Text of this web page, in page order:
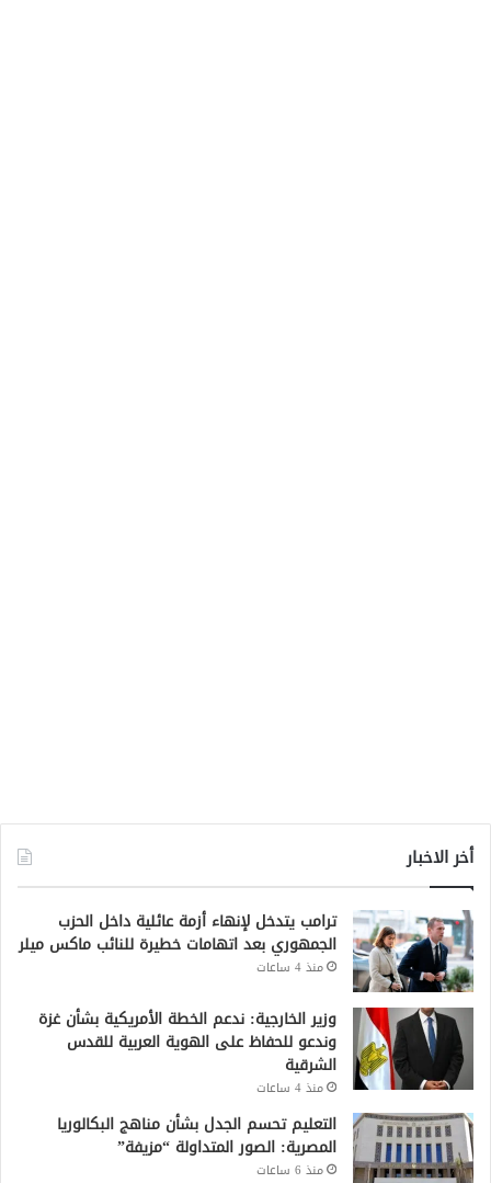
أخر الاخبار
ترامب يتدخل لإنهاء أزمة عائلية داخل الحزب
الجمهوري بعد اتهامات خطيرة للنائب ماكس ميلر
منذ 4 ساعات
وزير الخارجية: ندعم الخطة الأمريكية بشأن غزة
وندعو للحفاظ على الهوية العربية للقدس
الشرقية
منذ 4 ساعات
التعليم تحسم الجدل بشأن مناهج البكالوريا
المصرية: الصور المتداولة “مزيفة”
منذ 6 ساعات